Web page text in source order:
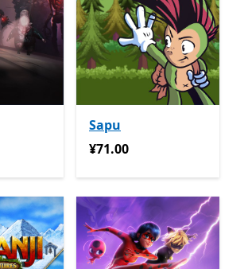
Sapu
¥71.00
¥71.00